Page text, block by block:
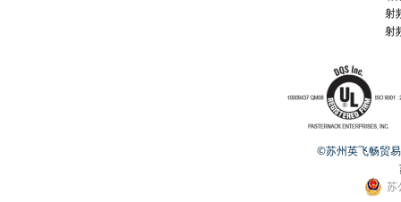
射
射
©苏州英飞畅贸
苏